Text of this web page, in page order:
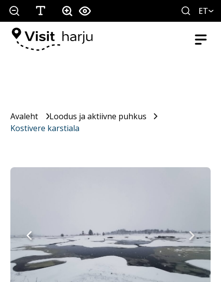
ET
Avaleht
Loodus ja aktiivne puhkus
Kostivere karstiala